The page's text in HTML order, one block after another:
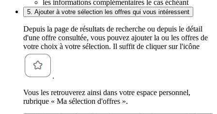
les informations complémentaires le cas échéant
5. Ajouter à votre sélection les offres qui vous intéressent
Depuis la page de résultats de recherche ou depuis le détail
d'une offre consultée, vous pouvez ajouter la ou les offres de
votre choix à votre sélection. Il suffit de cliquer sur l'icône
.
Vous les retrouverez ainsi dans votre espace personnel,
rubrique « Ma sélection d'offres ».